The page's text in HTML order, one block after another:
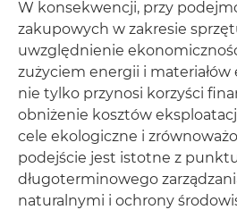
W konsekwencji, przy
zakupowych w zakresie
uwzględnienie
zużyciem energii i
nie tylko przynosi korzyści
obniżenie kosztów
cele ekologiczne i
podejście jest istotne z
długoterminowego
naturalnymi i ochrony